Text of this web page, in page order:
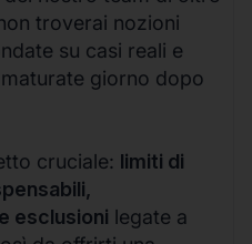
troverai nozioni
su casi reali e
giorno dopo
cruciale: limiti di
esclusioni legate a